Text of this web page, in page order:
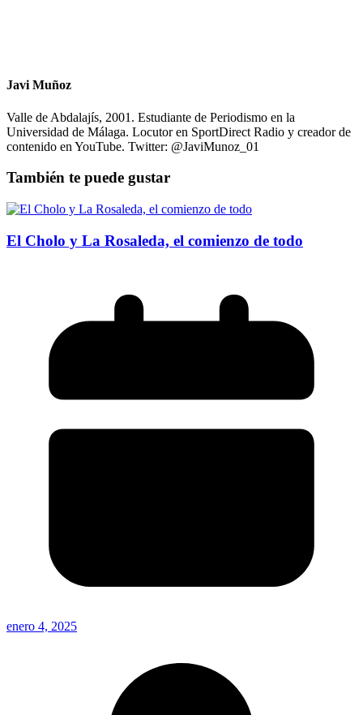
Javi Muñoz
Valle de Abdalajís, 2001. Estudiante de Periodismo en la
Universidad de Málaga. Locutor en SportDirect Radio y creador de
contenido en YouTube. Twitter: @JaviMunoz_01
También te puede gustar
El Cholo y La Rosaleda, el comienzo de todo
enero 4, 2025